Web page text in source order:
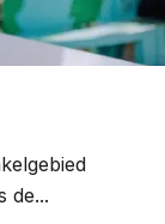
de...